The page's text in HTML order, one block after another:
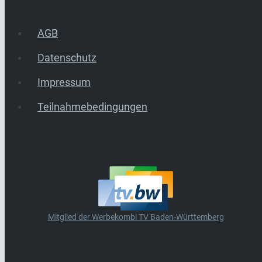
AGB
Datenschutz
Impressum
Teilnahmebedingungen
Mitglied der Werbekombi TV Baden-Württemberg